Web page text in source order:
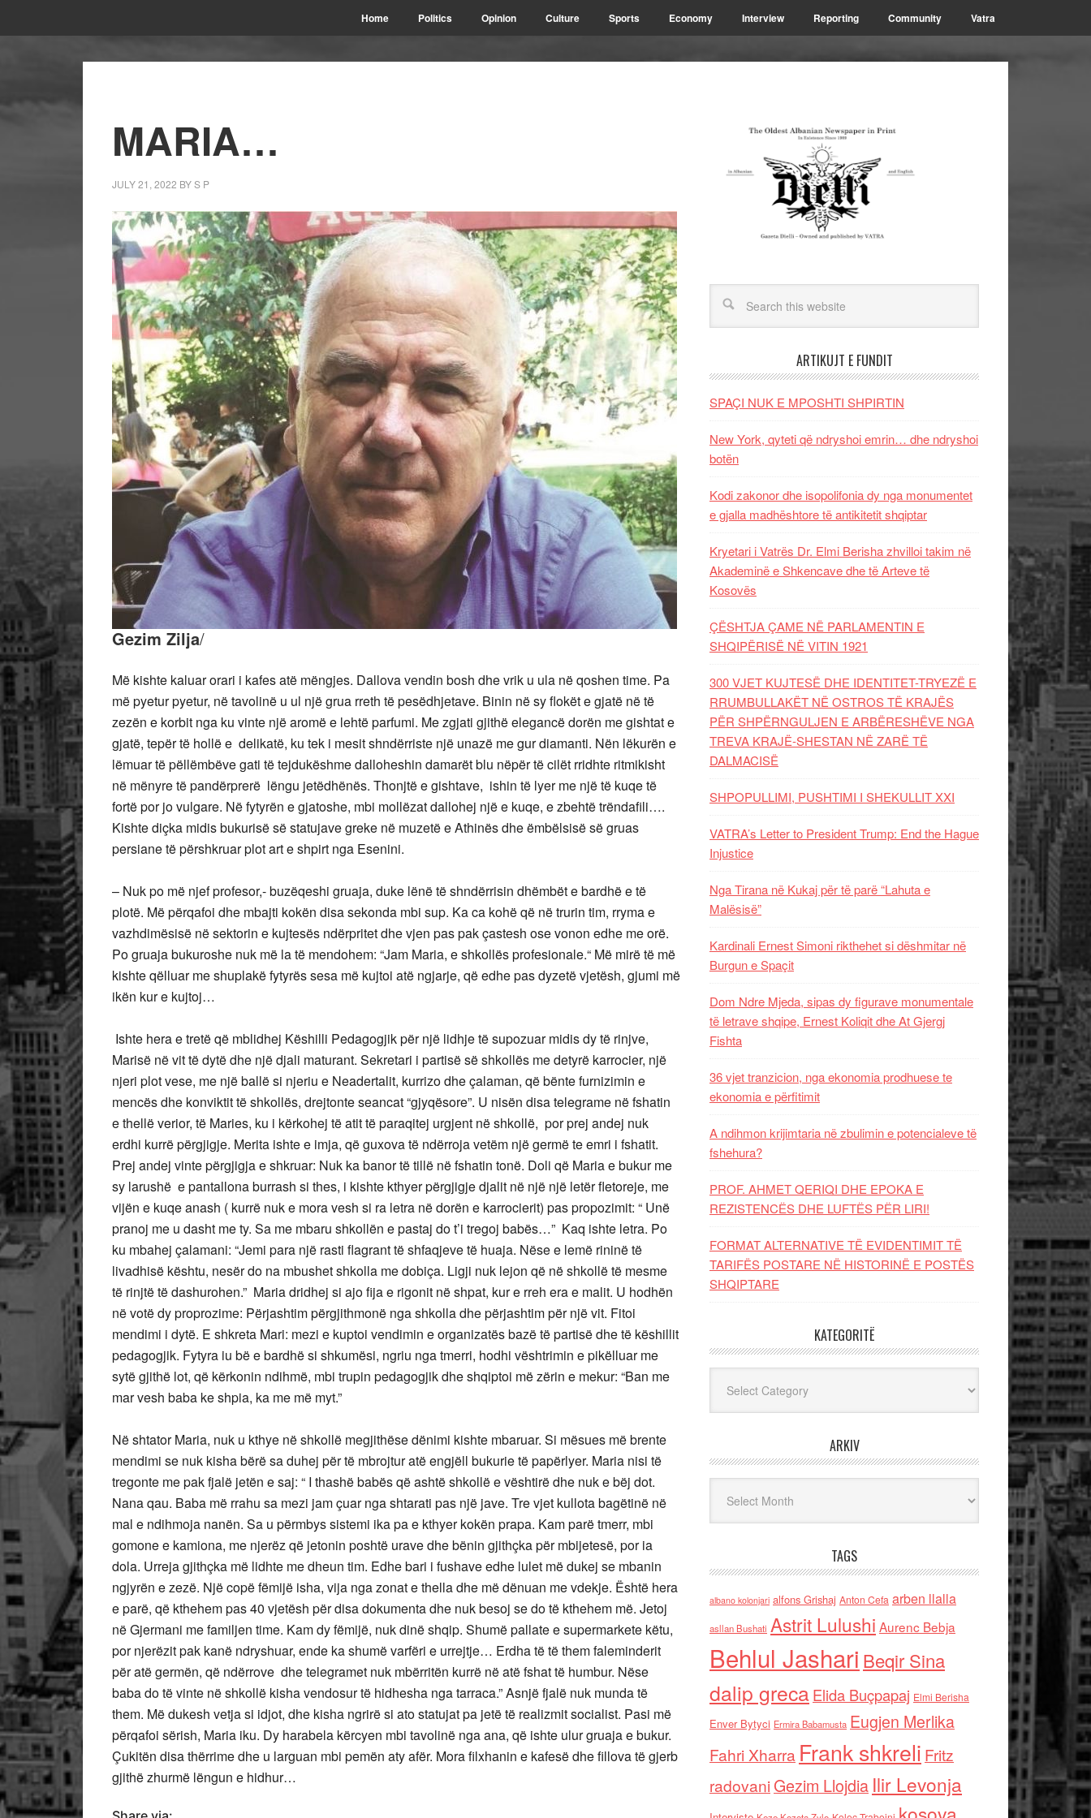
Home Politics Opinion Culture Sports Economy Interview Reporting Community Vatra
MARIA…
JULY 21, 2022 BYS P
Gezim Zilja/
Më kishte kaluar orari i kafes atë mëngjes. Dallova vendin bosh dhe vrik u ula në qoshen time. Pa
më pyetur pyetur, në tavolinë u ul një grua rreth të pesëdhjetave. Binin në sy flokët e gjatë në të
zezën e korbit nga ku vinte një aromë e lehtë parfumi. Me zgjati gjithë elegancë dorën me gishtat e
gjatë, tepër të hollë e delikatë, ku tek i mesit shndërriste një unazë me gur diamanti. Nën lëkurën e
lëmuar të pëllëmbëve gati të tejdukëshme dalloheshin damarët blu nëpër të cilët rridhte ritmikisht
në mënyre të pandërprerë lëngu jetëdhënës. Thonjtë e gishtave, ishin të lyer me një të kuqe të
fortë por jo vulgare. Në fytyrën e gjatoshe, mbi mollëzat dallohej një e kuqe, e zbehtë trëndafili….
Kishte diçka midis bukurisë së statujave greke në muzetë e Athinës dhe ëmbëlsisë së gruas
persiane të përshkruar plot art e shpirt nga Esenini.
– Nuk po më njef profesor,- buzëqeshi gruaja, duke lënë të shndërrisin dhëmbët e bardhë e të
plotë. Më përqafoi dhe mbajti kokën disa sekonda mbi sup. Ka ca kohë që në trurin tim, rryma e
vazhdimësisë në sektorin e kujtesës ndërpritet dhe vjen pas pak çastesh ose vonon edhe me orë.
Po gruaja bukuroshe nuk më la të mendohem: “Jam Maria, e shkollës profesionale.“ Më mirë të më
kishte qëlluar me shuplakë fytyrës sesa më kujtoi atë ngjarje, që edhe pas dyzetë vjetësh, gjumi më
ikën kur e kujtoj…
Ishte hera e tretë që mblidhej Këshilli Pedagogjik për një lidhje të supozuar midis dy të rinjve,
Marisë në vit të dytë dhe një djali maturant. Sekretari i partisë së shkollës me detyrë karrocier, një
njeri plot vese, me një ballë si njeriu e Neadertalit, kurrizo dhe çalaman, që bënte furnizimin e
mencës dhe konviktit të shkollës, drejtonte seancat “gjyqësore”. U nisën disa telegrame në fshatin
e thellë verior, të Maries, ku i kërkohej të atit të paraqitej urgjent në shkollë, por prej andej nuk
erdhi kurrë përgjigje. Merita ishte e imja, që guxova të ndërroja vetëm një germë te emri i fshatit.
Prej andej vinte përgjigja e shkruar: Nuk ka banor të tillë në fshatin tonë. Doli që Maria e bukur me
sy larushë e pantallona burrash si thes, i kishte kthyer përgjigje djalit në një një letër fletoreje, me
vijën e kuqe anash ( kurrë nuk e mora vesh si ra letra në dorën e karrocierit) pas propozimit: “ Unë
pranoj me u dasht me ty. Sa me mbaru shkollën e pastaj do t’i tregoj babës…” Kaq ishte letra. Po
ku mbahej çalamani: “Jemi para një rasti flagrant të shfaqjeve të huaja. Nëse e lemë rininë të
livadhisë kështu, nesër do na mbushet shkolla me dobiça. Ligji nuk lejon që në shkollë të mesme
të rinjtë të dashurohen.” Maria dridhej si ajo fija e rigonit në shpat, kur e rreh era e malit. U hodhën
në votë dy proprozime: Përjashtim përgjithmonë nga shkolla dhe përjashtim për një vit. Fitoi
mendimi i dytë. E shkreta Mari: mezi e kuptoi vendimin e organizatës bazë të partisë dhe të këshillit
pedagogjik. Fytyra iu bë e bardhë si shkumësi, ngriu nga tmerri, hodhi vështrimin e pikëlluar me
sytë gjithë lot, që kërkonin ndihmë, mbi trupin pedagogjik dhe shqiptoi më zërin e mekur: “Ban me
mar vesh baba ke shpia, ka me më myt.”
Në shtator Maria, nuk u kthye në shkollë megjithëse dënimi kishte mbaruar. Si mësues më brente
mendimi se nuk kisha bërë sa duhej për të mbrojtur atë engjëll bukurie të papërlyer. Maria nisi të
tregonte me pak fjalë jetën e saj: “ I thashë babës që ashtë shkollë e vështirë dhe nuk e bëj dot.
Nana qau. Baba më rrahu sa mezi jam çuar nga shtarati pas një jave. Tre vjet kullota bagëtinë në
mal e ndihmoja nanën. Sa u përmbys sistemi ika pa e kthyer kokën prapa. Kam parë tmerr, mbi
gomone e kamiona, me njerëz që jetonin poshtë urave dhe bënin gjithçka për mbijetesë, por ia
dola. Urreja gjithçka më lidhte me dheun tim. Edhe bari i fushave edhe lulet më dukej se mbanin
ngjyrën e zezë. Një copë fëmijë isha, vija nga zonat e thella dhe më dënuan me vdekje. Është hera
e parë, që kthehem pas 40 vjetësh për disa dokumenta dhe nuk besoj se do të kthehem më. Jetoj
në Gjermani me familjen time. Kam dy fëmijë, nuk dinë shqip. Shumë pallate e supermarkete këtu,
por njerëzit pak kanë ndryshuar, ende ka shumë varfëri e urrejtje… Erdha të të them faleminderit
për atë germën, që ndërrove dhe telegramet nuk mbërritën kurrë në atë fshat të humbur. Nëse
baba do të vinte në shkollë kisha vendosur të hidhesha nga tarraca.” Asnjë fjalë nuk munda të
them. Më dukesh vetja si idjot, dhe kisha ngrirë si ato statujat pa jetë të realizmit socialist. Pasi më
përqafoi sërish, Maria iku. Dy harabela kërcyen mbi tavolinë nga ana, që ishte ulur gruaja e bukur.
Çukitën disa thërrime dhe u larguan mbi pemën aty afër. Mora filxhanin e kafesë dhe fillova të gjerb
gjithë zhurmë lëngun e hidhur…
ARTIKUJT E FUNDIT
SPAÇI NUK E MPOSHTI SHPIRTIN
New York, qyteti që ndryshoi emrin… dhe ndryshoi
botën
Kodi zakonor dhe isopolifonia dy nga monumentet
e gjalla madhështore të antikitetit shqiptar
Kryetari i Vatrës Dr. Elmi Berisha zhvilloi takim në
Akademinë e Shkencave dhe të Arteve të
Kosovës
ÇËSHTJA ÇAME NË PARLAMENTIN E
SHQIPËRISË NË VITIN 1921
300 VJET KUJTESË DHE IDENTITET-TRYEZË E
RRUMBULLAKËT NË OSTROS TË KRAJËS
PËR SHPËRNGULJEN E ARBËRESHËVE NGA
TREVA KRAJË-SHESTAN NË ZARË TË
DALMACISË
SHPOPULLIMI, PUSHTIMI I SHEKULLIT XXI
VATRA’s Letter to President Trump: End the Hague
Injustice
Nga Tirana në Kukaj për të parë “Lahuta e
Malësisë”
Kardinali Ernest Simoni rikthehet si dëshmitar në
Burgun e Spaçit
Dom Ndre Mjeda, sipas dy figurave monumentale
të letrave shqipe, Ernest Koliqit dhe At Gjergj
Fishta
36 vjet tranzicion, nga ekonomia prodhuese te
ekonomia e përfitimit
A ndihmon krijimtaria në zbulimin e potencialeve të
fshehura?
PROF. AHMET QERIQI DHE EPOKA E
REZISTENCЁS DHE LUFTЁS PЁR LIRI!
FORMAT ALTERNATIVE TË EVIDENTIMIT TË
TARIFËS POSTARE NË HISTORINË E POSTËS
SHQIPTARE
KATEGORITË
ARKIV
TAGS
albano kolonjari alfons Grishaj Anton Cefa arben llalla
asllan Bushati Astrit Lulushi Aurenc Bebja
Behlul Jashari Beqir Sina
dalip grecaElida Buçpapaj Elmi Berisha
Enver Bytyci Ermira Babamusta Eugjen Merlika
Fahri Xharra Frank shkreli Fritz
radovaniGezim Llojdia Ilir Levonja